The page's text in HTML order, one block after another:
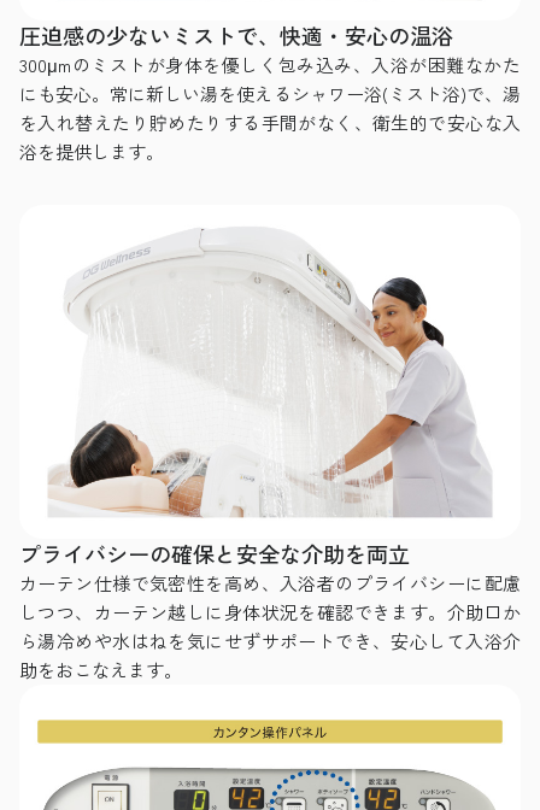
圧迫感の少ないミストで、快適・安心の温浴
300μmのミストが身体を優しく包み込み、入浴が困難なかた
にも安心。常に新しい湯を使えるシャワー浴(ミスト浴)で、湯
を入れ替えたり貯めたりする手間がなく、衛生的で安心な入
浴を提供します。
プライバシーの確保と安全な介助を両立
カーテン仕様で気密性を高め、入浴者のプライバシーに配慮
しつつ、カーテン越しに身体状況を確認できます。介助口か
ら湯冷めや水はねを気にせずサポートでき、安心して入浴介
助をおこなえます。